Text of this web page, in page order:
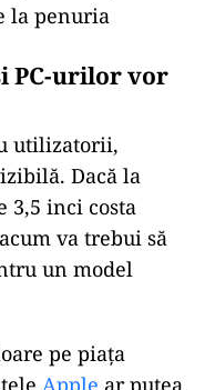
la penuria
PC-urilor vor
utilizatorii,
Dacă la
3,5 inci costa
va trebui să
un model
pe piața
Apple ar putea